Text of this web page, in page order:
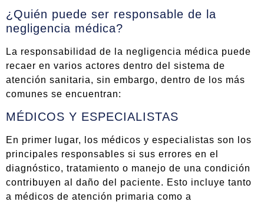
¿Quién puede ser responsable de la
negligencia médica?
La responsabilidad de la negligencia médica puede
recaer en varios actores dentro del sistema de
atención sanitaria, sin embargo, dentro de los más
comunes se encuentran:
MÉDICOS Y ESPECIALISTAS
En primer lugar, los médicos y especialistas son los
principales responsables si sus errores en el
diagnóstico, tratamiento o manejo de una condición
contribuyen al daño del paciente. Esto incluye tanto
a médicos de atención primaria como a